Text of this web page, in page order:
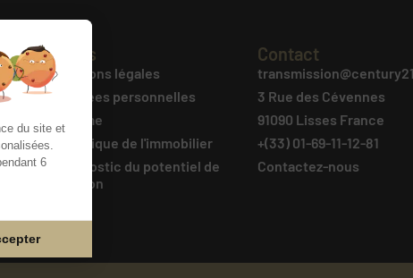
Liens
Mentions légales
Données personnelles
Barème
Le lexique de l'immobilier
Diagnostic du potentiel de
cession
Contact
3 Rue des Cévennes
91090 Lisses France
+(33) 01-69-11-12-81
Contactez-nous